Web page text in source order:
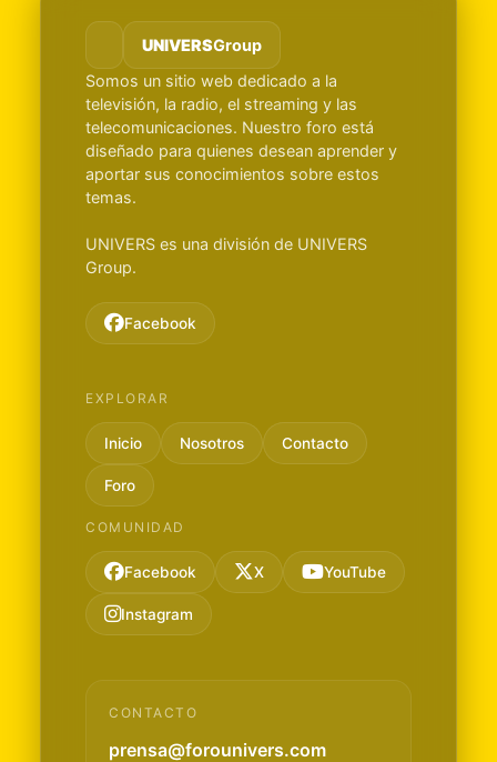
UNIVERSGroup
Somos un sitio web dedicado a la
televisión, la radio, el streaming y las
telecomunicaciones. Nuestro foro está
diseñado para quienes desean aprender y
aportar sus conocimientos sobre estos
temas.
UNIVERS es una división de UNIVERS
Group.
Facebook
EXPLORAR
Inicio Nosotros Contacto
Foro
COMUNIDAD
Facebook X YouTube
Instagram
CONTACTO
prensa@forounivers.com